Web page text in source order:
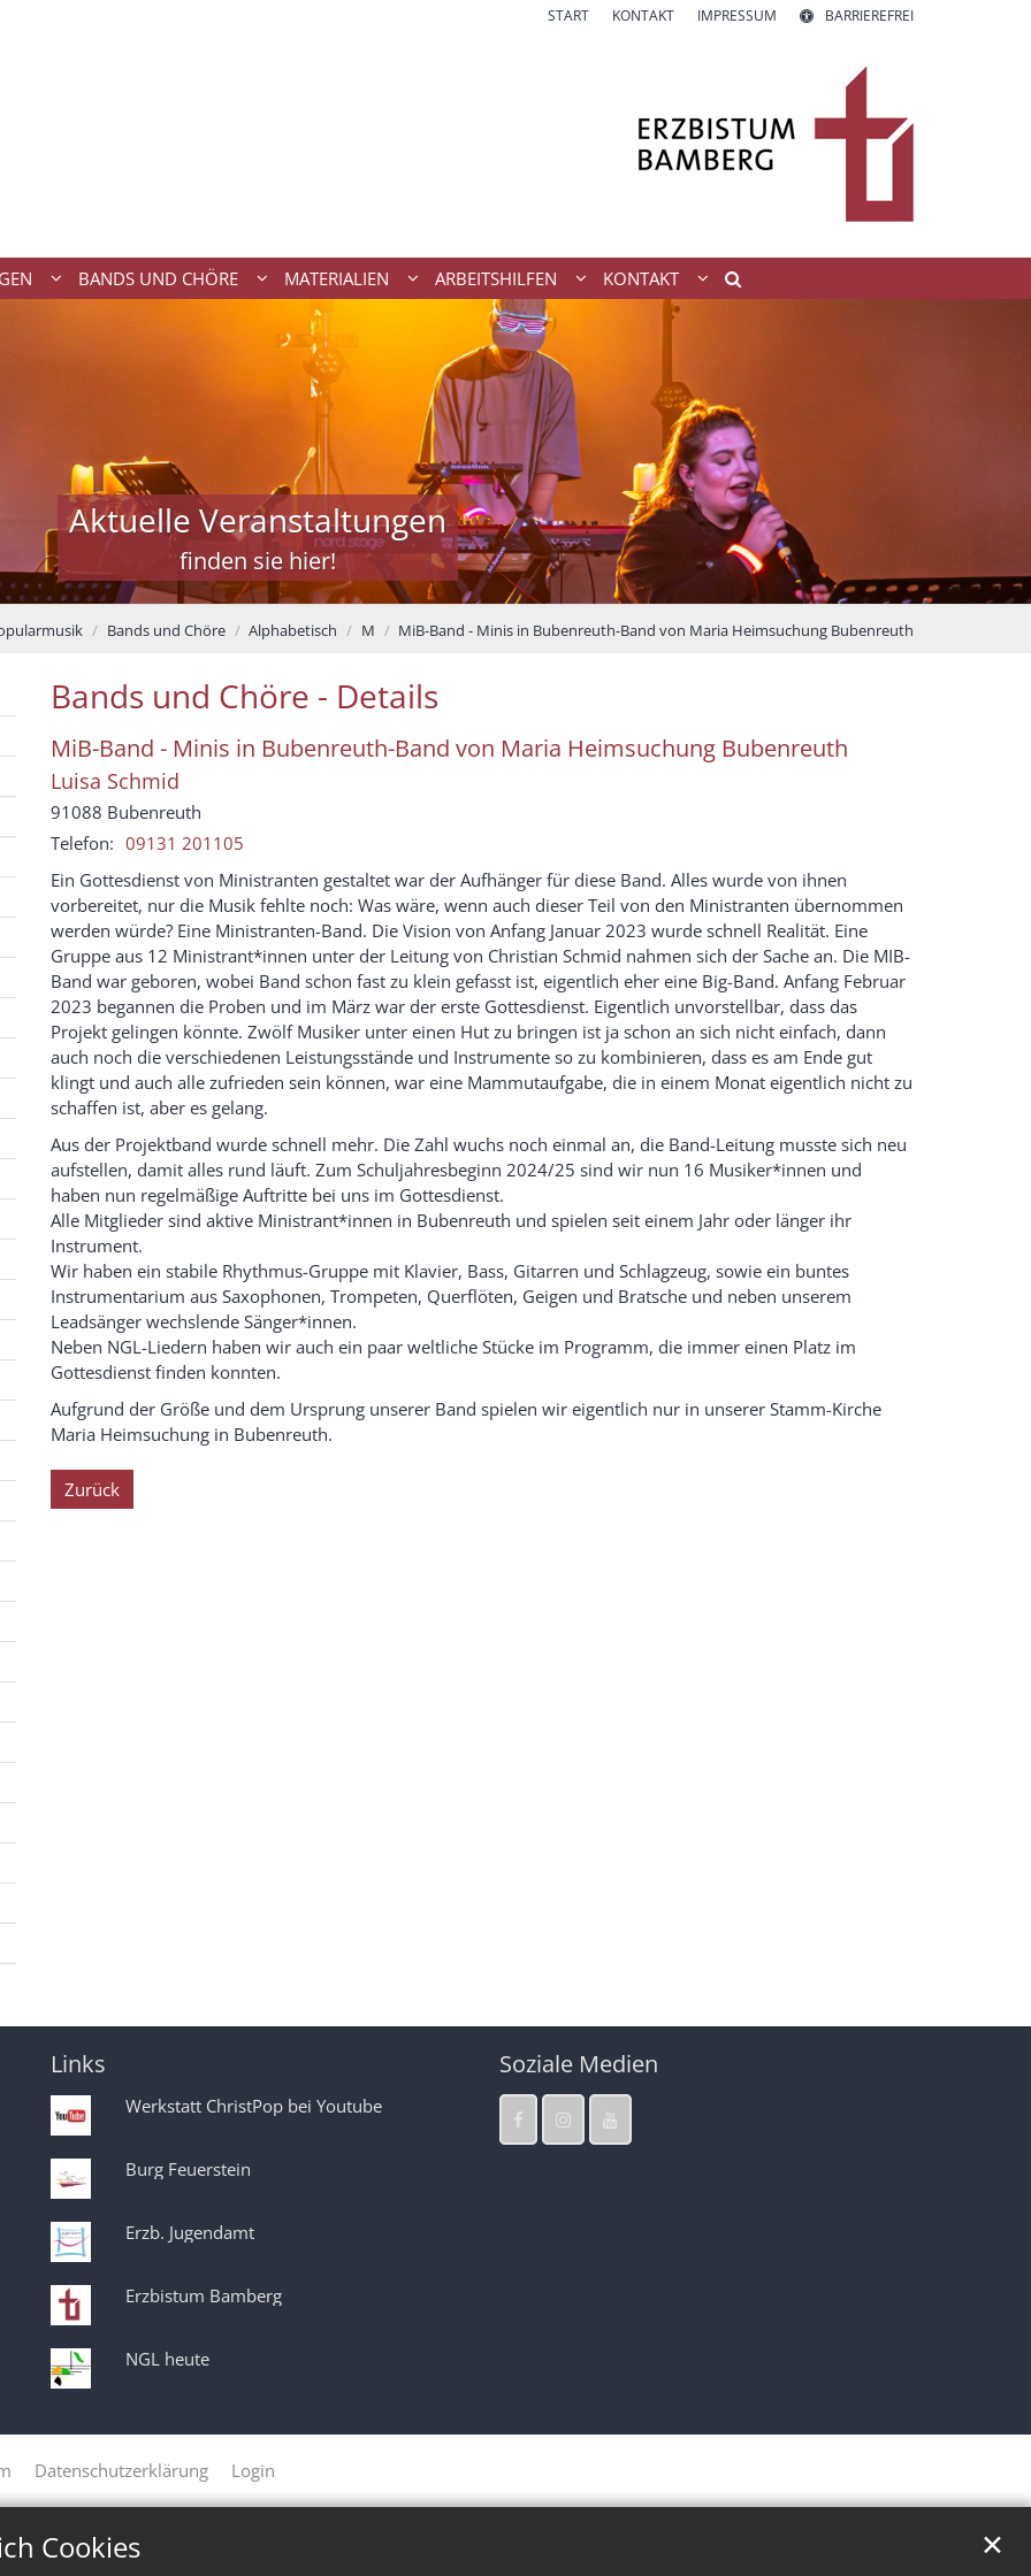
Cookies ✕
START KONTAKT IMPRESSUM BARRIEREFREI
BANDS UND CHÖRE MATERIALIEN ARBEITSHILFEN KONTAKT
Aktuelle Veranstaltungen
finden sie hier!
Bands und Chöre Alphabetisch M MiB-Band - Minis in Bubenreuth-Band von Maria Heimsuchung Bubenreuth
Bands und Chöre - Details
MiB-Band - Minis in Bubenreuth-Band von Maria Heimsuchung Bubenreuth
Luisa Schmid
91088 Bubenreuth
Telefon: 09131 201105
Ein Gottesdienst von Ministranten gestaltet war der Aufhänger für diese Band. Alles wurde von ihnen
vorbereitet, nur die Musik fehlte noch: Was wäre, wenn auch dieser Teil von den Ministranten übernommen
werden würde? Eine Ministranten-Band. Die Vision von Anfang Januar 2023 wurde schnell Realität. Eine
Gruppe aus 12 Ministrant*innen unter der Leitung von Christian Schmid nahmen sich der Sache an. Die MIB-
Band war geboren, wobei Band schon fast zu klein gefasst ist, eigentlich eher eine Big-Band. Anfang Februar
2023 begannen die Proben und im März war der erste Gottesdienst. Eigentlich unvorstellbar, dass das
Projekt gelingen könnte. Zwölf Musiker unter einen Hut zu bringen ist ja schon an sich nicht einfach, dann
auch noch die verschiedenen Leistungsstände und Instrumente so zu kombinieren, dass es am Ende gut
klingt und auch alle zufrieden sein können, war eine Mammutaufgabe, die in einem Monat eigentlich nicht zu
schaffen ist, aber es gelang.
Aus der Projektband wurde schnell mehr. Die Zahl wuchs noch einmal an, die Band-Leitung musste sich neu
aufstellen, damit alles rund läuft. Zum Schuljahresbeginn 2024/25 sind wir nun 16 Musiker*innen und
haben nun regelmäßige Auftritte bei uns im Gottesdienst.
Alle Mitglieder sind aktive Ministrant*innen in Bubenreuth und spielen seit einem Jahr oder länger ihr
Instrument.
Wir haben ein stabile Rhythmus-Gruppe mit Klavier, Bass, Gitarren und Schlagzeug, sowie ein buntes
Instrumentarium aus Saxophonen, Trompeten, Querflöten, Geigen und Bratsche und neben unserem
Leadsänger wechslende Sänger*innen.
Neben NGL-Liedern haben wir auch ein paar weltliche Stücke im Programm, die immer einen Platz im
Gottesdienst finden konnten.
Aufgrund der Größe und dem Ursprung unserer Band spielen wir eigentlich nur in unserer Stamm-Kirche
Maria Heimsuchung in Bubenreuth.
Zurück
Links
Werkstatt ChristPop bei Youtube
Burg Feuerstein
Erzb. Jugendamt
Erzbistum Bamberg
NGL heute
Soziale Medien
Datenschutzerklärung Login